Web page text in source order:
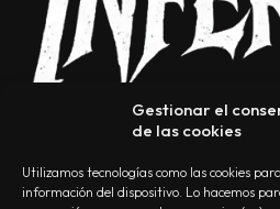
Gestionar el
de las cookies
Utilizamos tecnologías como las cookies
información del dispositivo. Lo hacemos